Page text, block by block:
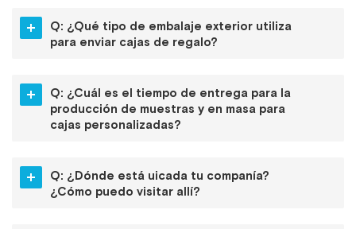
Q: ¿Qué tipo de embalaje exterior utiliza
para enviar cajas de regalo?
Q: ¿Cuál es el tiempo de entrega para la
producción de muestras y en masa para
cajas personalizadas?
Q: ¿Dónde está uicada tu companía?
¿Cómo puedo visitar allí?